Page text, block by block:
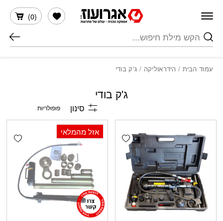
חיפוש
(
0
)
הרשימה שלי
עמוד הבית / הידראוליקה / ג'ק בודי
ג'ק בודי
סינון
Add wishlistאזל מהמלאי